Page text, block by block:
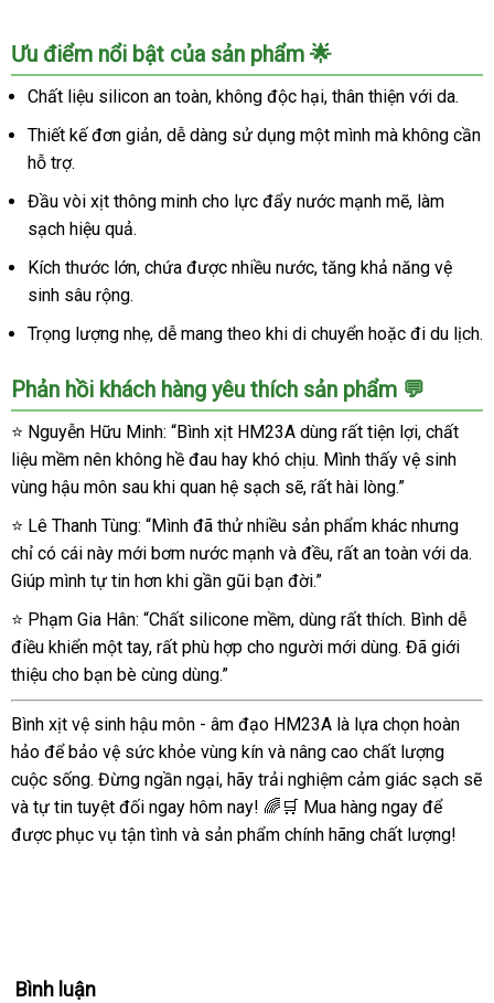
Bình
Xịt
Vệ
Hậu
Môn
Đạo
Tiện
Lợi
Toàn
Silicone
Ưu điểm nổi bật của sản phẩm 🌟
Chất liệu silicon an toàn, không độc hại, thân thiện với da.
Thiết kế đơn giản, dễ dàng sử dụng một mình mà không cần
hỗ trợ.
Đầu vòi xịt thông minh cho lực đẩy nước mạnh mẽ, làm
sạch hiệu quả.
Kích thước lớn, chứa được nhiều nước, tăng khả năng vệ
sinh sâu rộng.
Trọng lượng nhẹ, dễ mang theo khi di chuyển hoặc đi du lịch.
Phản hồi khách hàng yêu thích sản phẩm 💬
⭐ Nguyễn Hữu Minh: “Bình xịt HM23A dùng rất tiện lợi, chất
liệu mềm nên không hề đau hay khó chịu. Mình thấy vệ sinh
vùng hậu môn sau khi quan hệ sạch sẽ, rất hài lòng.”
⭐ Lê Thanh Tùng: “Mình đã thử nhiều sản phẩm khác nhưng
chỉ có cái này mới bơm nước mạnh và đều, rất an toàn với da.
Giúp mình tự tin hơn khi gần gũi bạn đời.”
⭐ Phạm Gia Hân: “Chất silicone mềm, dùng rất thích. Bình dễ
điều khiển một tay, rất phù hợp cho người mới dùng. Đã giới
thiệu cho bạn bè cùng dùng.”
Bình xịt vệ sinh hậu môn - âm đạo HM23A là lựa chọn hoàn
hảo để bảo vệ sức khỏe vùng kín và nâng cao chất lượng
cuộc sống. Đừng ngần ngại, hãy trải nghiệm cảm giác sạch sẽ
và tự tin tuyệt đối ngay hôm nay! 🌈🛒 Mua hàng ngay để
được phục vụ tận tình và sản phẩm chính hãng chất lượng!
Bình luận